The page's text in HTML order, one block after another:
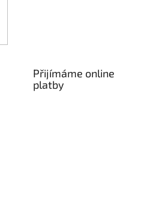
Přijímáme online
platby